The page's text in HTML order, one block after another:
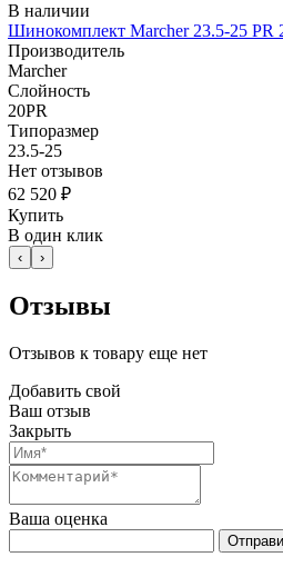
В наличии
Шинокомплект Marcher 23.5-25 PR
Производитель
Marcher
Слойность
20PR
Типоразмер
23.5-25
Нет отзывов
62 520 ₽
Купить
В один клик
‹ ›
Отзывы
Отзывов к товару еще нет
Добавить свой
Ваш отзыв
Закрыть
Ваша оценка